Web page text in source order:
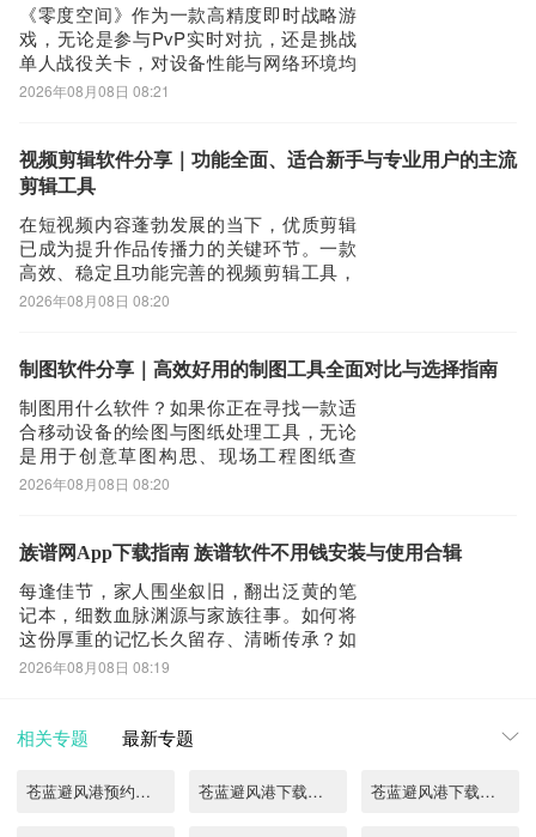
单位“
《零度空间》作为一款高精度即时战略游
戏，无论是参与PvP实时对抗，还是挑战
单人战役关卡，对设备性能与网络环境均
有明确要求。为确保操作响应及时、画面
《零度空间》的官方推荐配置，并同步介
绍提升联网体验的关键辅助工具。《biubiu
2026年08月08日 08:21
视频剪辑软件分享｜功能全面、适合新手与专业用户的主流
剪辑工具
在短视频内容蓬勃发展的当下，优质剪辑
已成为提升作品传播力的关键环节。一款
高效、稳定且功能完善的视频剪辑工具，
能显著提升创作效率与成片质量。当前市
目，基础功能完备，操作逻辑清晰，兼顾
平台安全审核机
2026年08月08日 08:20
制图软件分享｜高效好用的制图工具全面对比与选择指南
制图用什么软件？如果你正在寻找一款适
合移动设备的绘图与图纸处理工具，无论
是用于创意草图构思、现场工程图纸查
阅，还是基础图纸编辑与标注，市面上已
动端绘图应用，操作直观易上手。内置铅
多图层分层绘
2026年08月08日 08:20
族谱网App下载指南 族谱软件不用钱安装与使用合辑
每逢佳节，家人围坐叙旧，翻出泛黄的笔
记本，细数血脉渊源与家族往事。如何将
这份厚重的记忆长久留存、清晰传承？如
今，借助专业的族谱管理类应用，就能系
余代的宗族体系，信息易显繁杂。本应用
支持创建多个
2026年08月08日 08:19
相关专题 最新专题
苍蓝避风港预约链接在哪找 苍蓝避风港下载链接分享 苍蓝避风港下载地址分享